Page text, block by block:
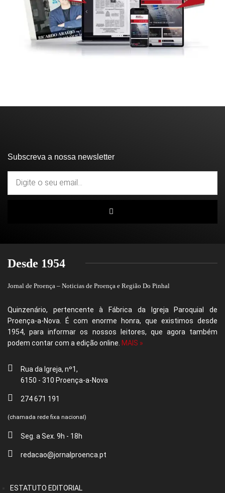
Subscreva a nossa newsletter
Desde 1954
Jornal de Proença – Noticias de Proença e Região Do Pinhal
Quinzenário, pertencente à Fábrica da Igreja Paroquial de
Proença-a-Nova. É com enorme honra, que existimos desde
1954, para informar os nossos leitores, que agora também
podem contar com a edição online. MAIS »
Rua da Igreja, nº1,
6150 - 310 Proença-a-Nova
274 671 191
(chamada rede fixa nacional)
Seg. a Sex. 9h - 18h
redacao@jornalproenca.pt
ESTATUTO EDITORIAL